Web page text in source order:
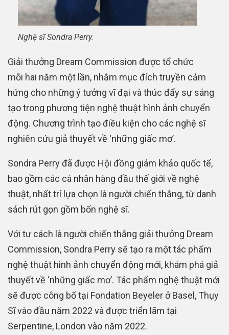
Nghệ sĩ Sondra Perry.
Giải thưởng Dream Commission được tổ chức
mỗi hai năm một lần, nhằm mục đích truyền cảm
hứng cho những ý tưởng vĩ đại và thúc đẩy sự sáng
tạo trong phương tiện nghệ thuật hình ảnh chuyển
động. Chương trình tạo điều kiện cho các nghệ sĩ
nghiên cứu giả thuyết về ‘những giấc mơ’.
Sondra Perry đã được Hội đồng giám khảo quốc tế,
bao gồm các cá nhân hàng đầu thế giới về nghệ
thuật, nhất trí lựa chọn là người chiến thắng, từ danh
sách rút gọn gồm bốn nghệ sĩ.
Với tư cách là người chiến thắng giải thưởng Dream
Commission, Sondra Perry sẽ tạo ra một tác phẩm
nghệ thuật hình ảnh chuyển động mới, khám phá giả
thuyết về ‘những giấc mơ’. Tác phẩm nghệ thuật mới
sẽ được công bố tại Fondation Beyeler ở Basel, Thụy
Sĩ vào đầu năm 2022 và được triển lãm tại
Serpentine, London vào năm 2022.